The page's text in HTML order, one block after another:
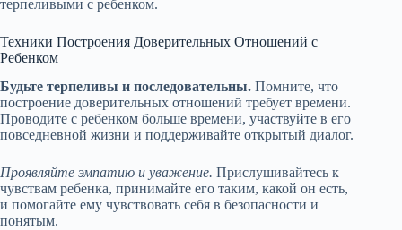
терпеливыми с ребенком.
Техники Построения Доверительных Отношений с
Ребенком
Будьте терпеливы и последовательны. Помните, что
построение доверительных отношений требует времени.
Проводите с ребенком больше времени, участвуйте в его
повседневной жизни и поддерживайте открытый диалог.
Проявляйте эмпатию и уважение. Прислушивайтесь к
чувствам ребенка, принимайте его таким, какой он есть,
и помогайте ему чувствовать себя в безопасности и
понятым.